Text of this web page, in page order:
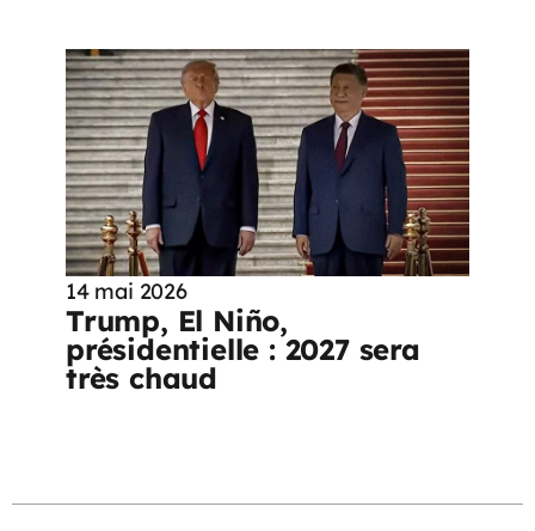
14 mai 2026
Trump, El Niño,
présidentielle : 2027 sera
très chaud